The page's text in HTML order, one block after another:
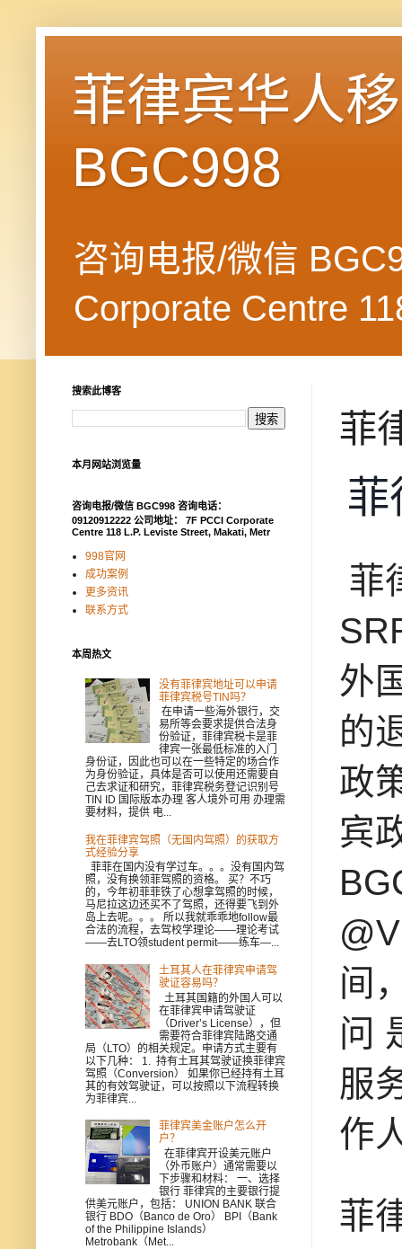
菲律宾华人
BGC998
咨询电报/微信
Corporate Centre
菲
菲
菲
外
的
政
宾
间
问
服
作
菲
搜索此博客
本月网站浏览量
咨询电报/微信 BGC998 咨询电话：
09120912222 公司地址： 7F PCCI Corporate
Centre 118 L.P. Leviste Street, Makati, Metr
998官网
成功案例
更多资讯
联系方式
本周热文
没有菲律宾地址可以申请
菲律宾税号TIN吗？
在申请一些海外银行，交
易所等会要求提供合法身
份验证，菲律宾税卡是菲
律宾一张最低标准的入门
身份证，因此也可以在一些特定的场合作
为身份验证，具体是否可以使用还需要自
己去求证和研究，菲律宾税务登记识别号
TIN ID 国际版本办理 客人境外可用 办理需
要材料，提供 电...
我在菲律宾驾照（无国内驾照）的获取方
式经验分享
菲菲在国内没有学过车。。。没有国内驾
照，没有换领菲驾照的资格。 买？不巧
的，今年初菲菲铁了心想拿驾照的时候，
马尼拉这边还买不了驾照，还得要飞到外
岛上去呢。。。 所以我就乖乖地follow最
合法的流程，去驾校学理论——理论考试
——去LTO领student permit——练车—...
土耳其人在菲律宾申请驾
驶证容易吗？
土耳其国籍的外国人可以
在菲律宾申请驾驶证
（Driver’s License），但
需要符合菲律宾陆路交通
局（LTO）的相关规定。申请方式主要有
以下几种： 1. 持有土耳其驾驶证换菲律宾
驾照（Conversion） 如果你已经持有土耳
其的有效驾驶证，可以按照以下流程转换
为菲律宾...
菲律宾美金账户怎么开
户？
在菲律宾开设美元账户
（外币账户）通常需要以
下步骤和材料： 一、选择
银行 菲律宾的主要银行提
供美元账户，包括： UNION BANK 联合
银行 BDO（Banco de Oro） BPI（Bank
of the Philippine Islands）
Metrobank（Met...